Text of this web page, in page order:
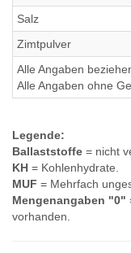
Salz
Zimtpulver
Alle Angaben
Alle Angaben ohne
Legende:
Ballaststoffe = nicht
KH = Kohlenhydrate.
MUF = Mehrfach
Mengenangaben "0"
vorhanden.